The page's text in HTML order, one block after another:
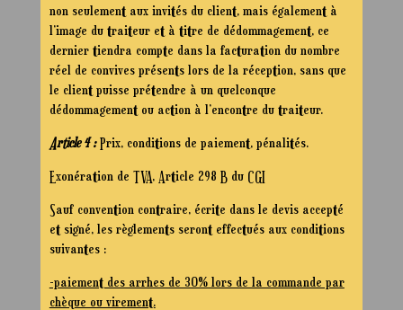
non seulement aux invités du client, mais également à
l’image du traiteur et à titre de dédommagement, ce
dernier tiendra compte dans la facturation du nombre
réel de convives présents lors de la réception, sans que
le client puisse prétendre à un quelconque
dédommagement ou action à l’encontre du traiteur.
Article 4 : Prix, conditions de paiement, pénalités.
Exonération de TVA, Article 298 B du CGI
Sauf convention contraire, écrite dans le devis accepté
et signé, les règlements seront effectués aux conditions
suivantes :
-paiement des arrhes de 30% lors de la commande par
chèque ou virement.